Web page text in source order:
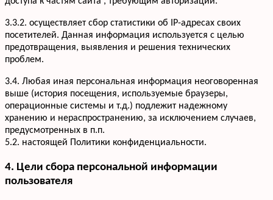
3.3.2. осуществляет сбор статистики об IP-адресах своих
посетителей. Данная информация используется с целью
предотвращения, выявления и решения технических
проблем.
3.4. Любая иная персональная информация неоговоренная
выше (история посещения, используемые браузеры,
операционные системы и т.д.) подлежит надежному
хранению и нераспространению, за исключением случаев,
предусмотренных в п.п.
5.2. настоящей Политики конфиденциальности.
4. Цели сбора персональной информации
пользователя